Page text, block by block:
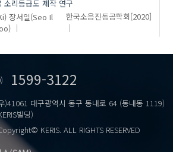
소리등급도 제작 연구
장서일(Seo Il
한국소음진동공학회[2020]
1599-3122
)41061 대구광역시 동구 동내로 64 (동내동 1119)
빌딩)
KERIS. ALL RIGHTS RESERVED